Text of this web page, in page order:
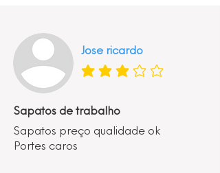
Jose ricardo
classificação média é 3 de 5
Sapatos de trabalho
Sapatos preço qualidade ok
Portes caros